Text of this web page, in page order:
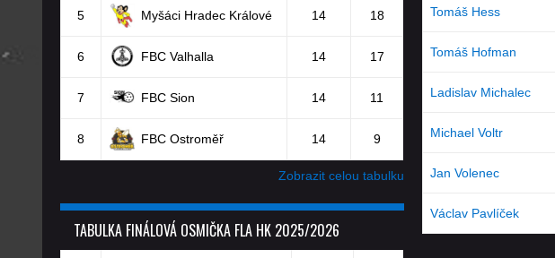
5 Myšáci Hradec Králové 14 18
6 FBC Valhalla 14 17
7 FBC Sion 14 11
8 FBC Ostroměř 14 9
Zobrazit celou tabulku
TABULKA FINÁLOVÁ OSMIČKA FLA HK 2025/2026
Tomáš Hess
Tomáš Hofman
Ladislav Michalec
Michael Voltr
Jan Volenec
Václav Pavlíček